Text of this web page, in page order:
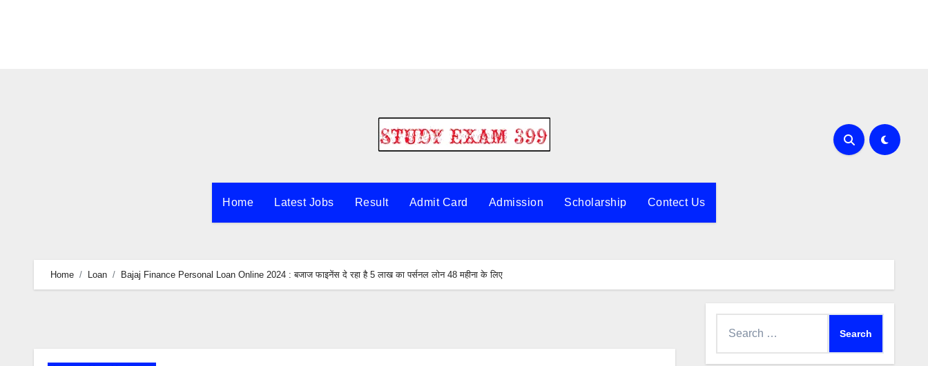
Home Latest Jobs Result Admit Card Admission Scholarship Contect Us
Home Loan Bajaj Finance Personal Loan Online 2024 : बजाज फाइनेंस दे रहा है 5 लाख का पर्सनल लोन 48 महीना के लिए